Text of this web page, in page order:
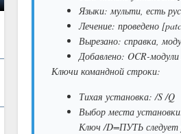
Языки: мульти, есть
Лечение: проведено
Вырезано: справка,
Добавлено: OCR-
Ключи командной строки:
Тихая установка: /S /Q
Выбор места
Ключ /D=ПУТЬ следует